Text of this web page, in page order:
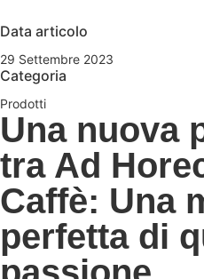
Data articolo
29 Settembre 2023
Categoria
Prodotti
Una nuova
tra Ad
Caffè: Una
perfetta di